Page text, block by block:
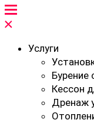
Услуги
Бурение
Кессон
Дренаж